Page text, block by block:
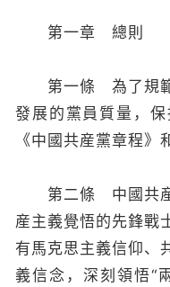
第一章 總則
第一條 為了規範
發展的黨員質量，
《中國共産黨章程》
第二條 中國共産
産主義覺悟的先鋒戰
有馬克思主義信仰、
義信念，深刻領悟“